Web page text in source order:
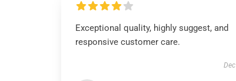
Exceptional quality, highly suggest, and
responsive customer care.